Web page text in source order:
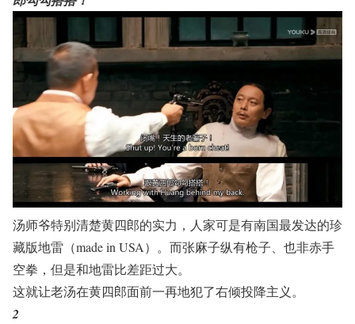
汤师爷特别清楚黄四郎的实力，人家可是有南国最发达的珍
藏版地雷（made in USA）。而张麻子纵有枪子、也非赤手
空拳，但是和地雷比差距过大。
这就让老汤在黄四郎面前一再地犯了右倾投降主义。
2